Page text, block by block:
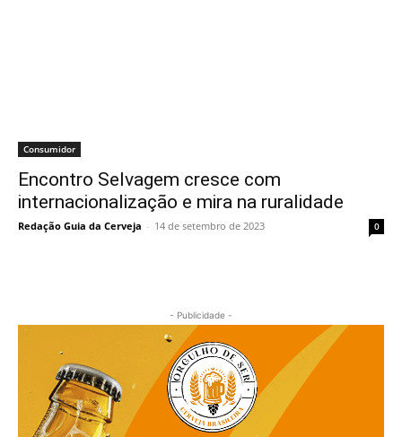
Consumidor
Encontro Selvagem cresce com
internacionalização e mira na ruralidade
Redação Guia da Cerveja - 14 de setembro de 2023 0
- Publicidade -